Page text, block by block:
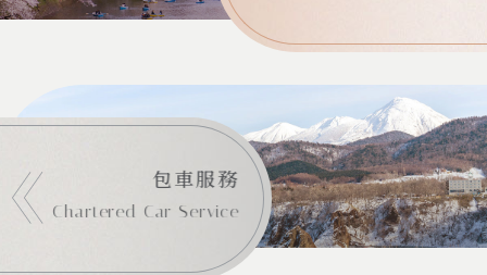
包車服務
Chartered Car Service